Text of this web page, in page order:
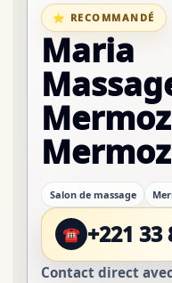
⭐ RECOMMANDÉ
Maria
Mermoz
Salon de massage
☎ +221 33
Contact direct